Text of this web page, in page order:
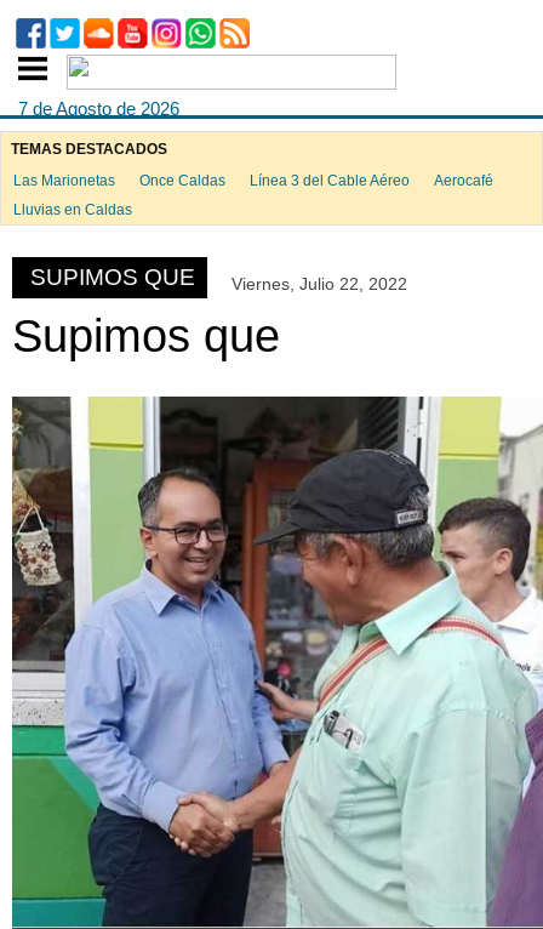
7 de Agosto de 2026
TEMAS DESTACADOS
Las Marionetas
Once Caldas Línea 3 del Cable Aéreo
Aerocafé
Lluvias en Caldas
SUPIMOS QUE Viernes, Julio 22, 2022
Supimos que